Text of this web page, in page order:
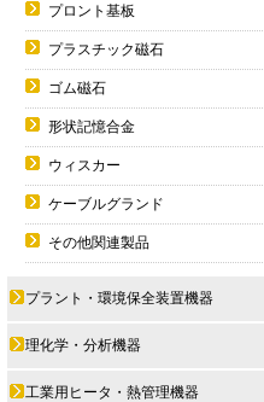
プロント基板
プラスチック磁石
ゴム磁石
形状記憶合金
ウィスカー
ケーブルグランド
その他関連製品
プラント・環境保全装置機器
理化学・分析機器
工業用ヒータ・熱管理機器